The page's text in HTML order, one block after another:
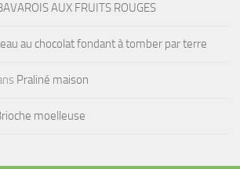
AUX FRUITS ROUGES
au chocolat fondant à tomber par terre
Praliné maison
moelleuse